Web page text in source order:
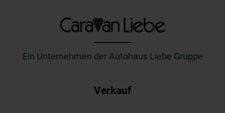
Ein Unternehmen der Autohaus Liebe Gruppe
Verkauf